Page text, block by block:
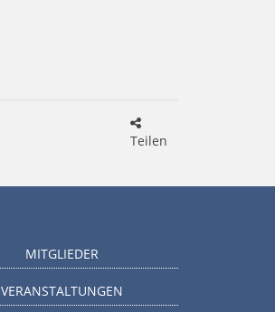
Teilen
MITGLIEDER
VERANSTALTUNGEN